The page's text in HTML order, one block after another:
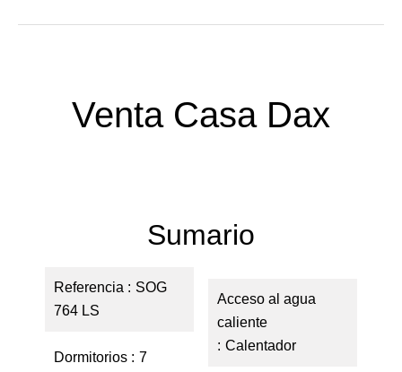
Venta Casa Dax
Sumario
Referencia
SOG
764 LS
Dormitorios
7
Acceso al agua
caliente
Calentador